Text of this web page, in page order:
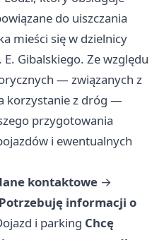
do uiszczania
mieści się w dzielnicy
Gibalskiego. Ze względu
— związanych z
korzystanie z dróg —
przygotowania
i ewentualnych
kontaktowe →
Potrzebuję informacji o
i parking Chcę